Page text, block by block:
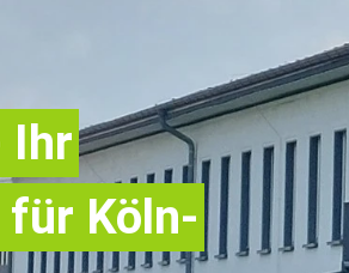
Ihr
Köln-